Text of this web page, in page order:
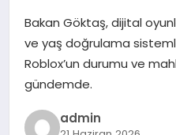
DÜNYA
MAGAZIN
Bakan Göktaş, dijital
ve yaş doğrulama
Roblox’un durumu ve
gündemde.
admin